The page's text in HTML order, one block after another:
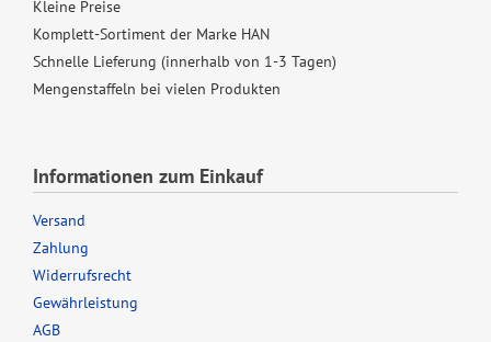
Kleine Preise
Komplett-Sortiment der Marke HAN
Schnelle Lieferung (innerhalb von 1-3 Tagen)
Mengenstaffeln bei vielen Produkten
Informationen zum Einkauf
Versand
Zahlung
Widerrufsrecht
Gewährleistung
AGB